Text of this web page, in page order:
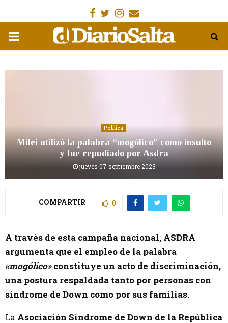
Facebook
Gorjeo
Instagram
Email
MENÚ
Política
Milei utilizó la palabra “mogólico” como insulto
y fue repudiado por Asdra
jueves 07 septiembre 2023
COMPARTIR 0
A través de esta campaña nacional, ASDRA
argumenta que el empleo de la palabra
«mogólico»constituye un acto de discriminación,
una postura respaldada tanto por personas con
síndrome de Down como por sus familias.
La Asociación Síndrome de Down de la República